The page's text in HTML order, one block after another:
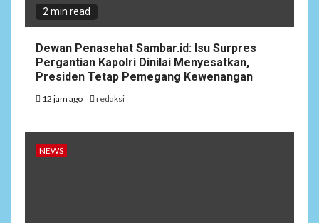
2 min read
Dewan Penasehat Sambar.id: Isu Surpres
Pergantian Kapolri Dinilai Menyesatkan,
Presiden Tetap Pemegang Kewenangan
12 jam ago redaksi
NEWS